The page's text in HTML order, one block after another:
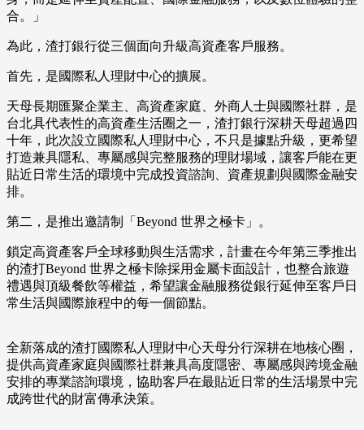
合。」
為此，渣打銀行從三個面向升級高資產客戶服務。
首先，是國際私人理財中心的擴展。
天母長期匯聚企業主、高資產家庭、外商人士與國際社群，是
台北具代表性的高資產生活圈之一，渣打銀行深耕天母超過四
十年，此次設立國際私人理財中心，不只是據點升級，更希望
打造兼具隱私、專屬感與完整服務的理財場域，讓客戶能在更
貼近日常生活的環境中完成投資諮詢、資產規劃與國際金融安
排。
第二，是推出邀請制「Beyond 世界之極卡」。
鎖定高資產客戶全球移動與生活需求，計畫在今年第三季推出
的渣打Beyond 世界之極卡除採用金屬卡面設計，也整合旅遊
禮遇與頂級餐飲等權益，希望讓金融服務從銀行延伸至客戶日
常生活與國際旅程中的每一個節點。
全新落成的渣打國際私人理財中心天母分行深耕在地核心圈，
提供高資產家庭與國際社群兼具高度隱密、專屬感與跨境金融
安排的專業諮詢環境，協助客戶在最貼近日常的生活場景中完
成跨世代的財富傳承決策。